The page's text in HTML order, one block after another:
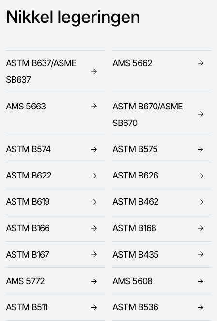
Nikkel legeringen
ASTM B637/ASME
SB637
AMS 5662
AMS 5663
ASTM B670/ASME
SB670
ASTM B574 ASTM B575
ASTM B622 ASTM B626
ASTM B619 ASTM B462
ASTM B166 ASTM B168
ASTM B167 ASTM B435
AMS 5772 AMS 5608
ASTM B511 ASTM B536